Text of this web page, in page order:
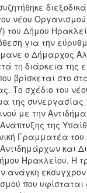
νέου
του Δήμου
για την
ο Δήμαρχος
τη διάρκεια της
βρίσκεται στο
Το σχέδιο του
της συνεργασίας
με την
της
Γραμματέα
και
Ηρακλείου. Η
ανάγκη
που υφίσταται